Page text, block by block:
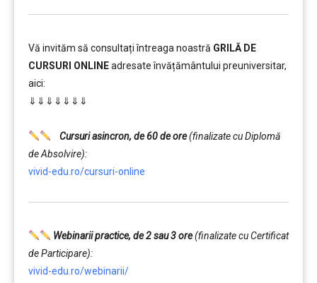
Vă invităm să consultați întreaga noastră GRILĂ DE
CURSURI ONLINEadresate învățământului preuniversitar,
aici:
⇓⇓⇓⇓⇓⇓⇓
Cursuri asincron, de 60 de ore(finalizate cu Diplomă
de Absolvire):
vivid-edu.ro/cursuri-online
Webinarii practice, de 2 sau 3 ore(finalizate cu Certificat
de Participare):
vivid-edu.ro/webinarii/